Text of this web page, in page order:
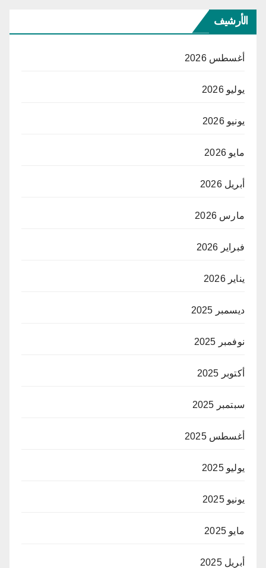
الأرشيف
أغسطس 2026
يوليو 2026
يونيو 2026
مايو 2026
أبريل 2026
مارس 2026
فبراير 2026
يناير 2026
ديسمبر 2025
نوفمبر 2025
أكتوبر 2025
سبتمبر 2025
أغسطس 2025
يوليو 2025
يونيو 2025
مايو 2025
أبريل 2025